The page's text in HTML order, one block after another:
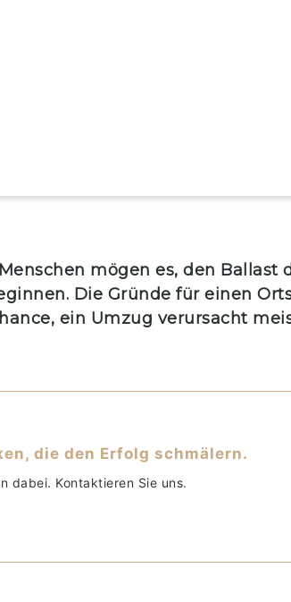
mögen es, den Ballast
Die Gründe für einen
ein Umzug verursacht
die den Erfolg schmälern.
dabei. Kontaktieren Sie uns.